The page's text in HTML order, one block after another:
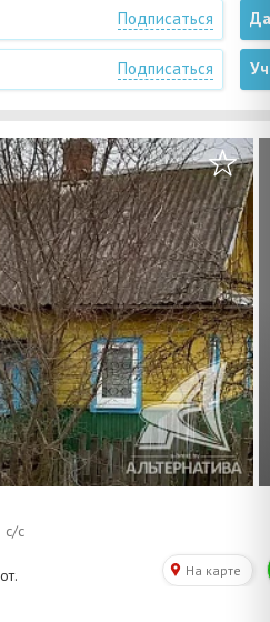
Подписаться
Подписаться